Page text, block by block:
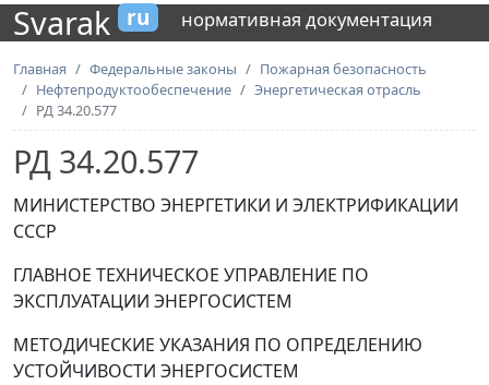
Svarak ru нормативная документация
Главная Федеральные законы
Пожарная безопасность
Нефтепродуктообеспечение
Энергетическая отрасль
РД 34.20.577
РД 34.20.577
МИНИСТЕРСТВО ЭНЕРГЕТИКИ И ЭЛЕКТРИФИКАЦИИ
СССР
ГЛАВНОЕ ТЕХНИЧЕСКОЕ УПРАВЛЕНИЕ ПО
ЭКСПЛУАТАЦИИ ЭНЕРГОСИСТЕМ
МЕТОДИЧЕСКИЕ УКАЗАНИЯ ПО ОПРЕДЕЛЕНИЮ
УСТОЙЧИВОСТИ ЭНЕРГОСИСТЕМ